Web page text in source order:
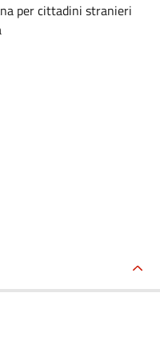
per cittadini stranieri